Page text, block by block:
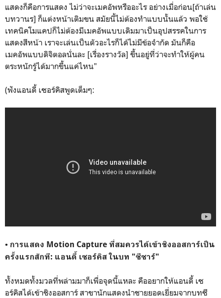
แสดงก็คือการแสดง ไม่ว่าจะเมคอัพหรืออะไร อย่างเมื่อก่อน[ถ้าเล่น
บทวานร] ก็แต่งหน้าเติมขน สมัยนี้ไม่ต้องทำแบบนั้นแล้ว พอใช้
เทคนิคโมแคปก็ไม่ต้องมีเมคอัพแบบเดิมมาเป็นอุปสรรคในการ
แสดงสีหน้า เราจะเล่นเป็นตัวอะไรก็ได้ไม่มีข้อจำกัด มันก็คือ
เมคอัพแบบดิจิตอลนั่นละ [เรื่องรางวัล] ขึ้นอยู่ที่ว่าจะทำให้ผู้คน
ตระหนักรู้ได้มากขึ้นแค่ไหน"
(ฟังแอนดี้ เซอร์คิสพูดเต็มๆ: ‪‬
• การแสดง Motion Capture ที่สมควรได้เข้าชิงออสการ์เป็น
ครั้งแรกสักที: แอนดี้ เซอร์คิส ในบท "ซีซาร์"
ทั้งหมดทั้งมวลที่พล่ามมาก็เพื่อจุดนี้แหละ คืออยากให้แอนดี้ เซ
อร์คิสได้เข้าชิงออสการ์ สาขานักแสดงนำชายยอดเยี่ยมจากบทซี